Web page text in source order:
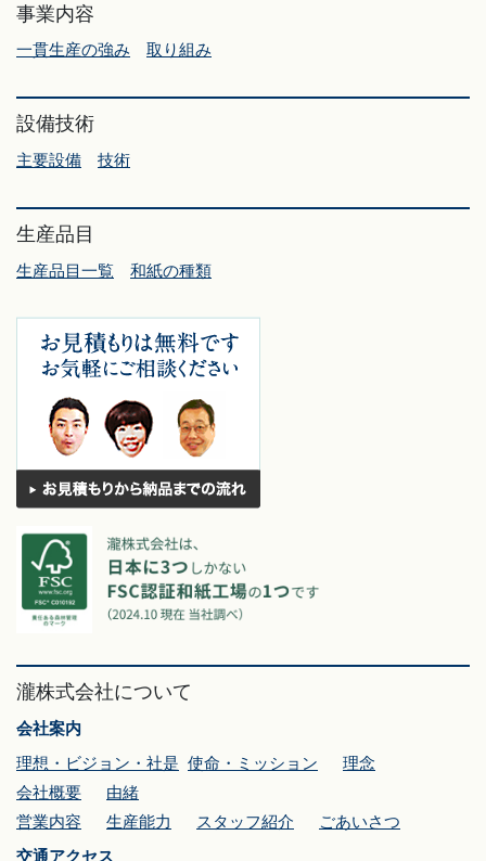
事業内容
一貫生産の強み 取り組み
設備技術
主要設備 技術
生産品目
生産品目一覧 和紙の種類
瀧株式会社について
会社案内
理想・ビジョン・社是 使命・ミッション
理念
会社概要
由緒
営業内容
生産能力 スタッフ紹介
ごあいさつ
交通アクセス